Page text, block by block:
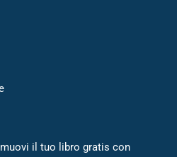
il tuo libro gratis con